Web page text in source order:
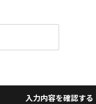
入力内容を確認する